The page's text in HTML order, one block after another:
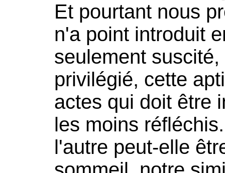
Et pourtant nous
n'a point introduit
seulement
privilégié, cette
actes qui doit être
les moins
l'autre peut-elle